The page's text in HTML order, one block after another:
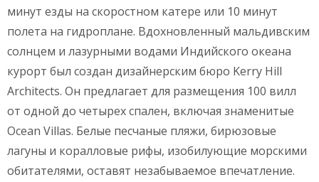
минут езды на скоростном катере или 10 минут
полета на гидроплане. Вдохновленный мальдивским
солнцем и лазурными водами Индийского океана
курорт был создан дизайнерским бюро Kerry Hill
Architects. Он предлагает для размещения 100 вилл
от одной до четырех спален, включая знаменитые
Ocean Villas. Белые песчаные пляжи, бирюзовые
лагуны и коралловые рифы, изобилующие морскими
обитателями, оставят незабываемое впечатление.